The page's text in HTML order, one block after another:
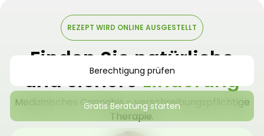
REZEPT WIRD ONLINE AUSGESTELLT
Finden Sie natürliche
und sichereLinderung
Medizinisches Cannabis – verschreibungspflichtige
Therapie.
Berechtigung prüfen
Gratis Beratung starten